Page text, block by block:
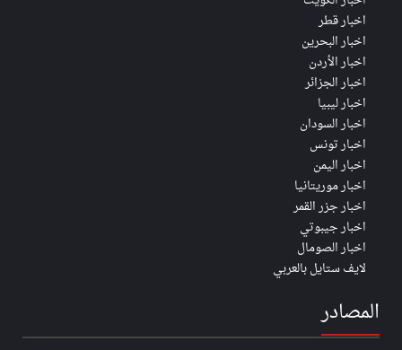
اخبار قطر
اخبار البحرين
اخبار الأردن
اخبار الجزائر
اخبار ليبيا
اخبار السودان
اخبار تونس
اخبار اليمن
اخبار موريتانيا
اخبار جزر القمر
اخبار جيبوتي
اخبار الصومال
لايف ستايل بالعربي
المصادر